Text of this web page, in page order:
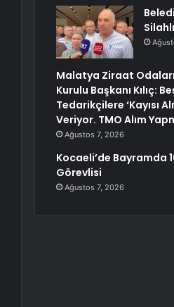
Malatya Ziraat
Kurulu Başkanı Kılıç:
Tedarikçilere ‘Kayısı
Veriyor. TMO Alım
Ağustos 7, 2026
Kocaeli’de Bayramda
Görevlisi
Ağustos 7, 2026